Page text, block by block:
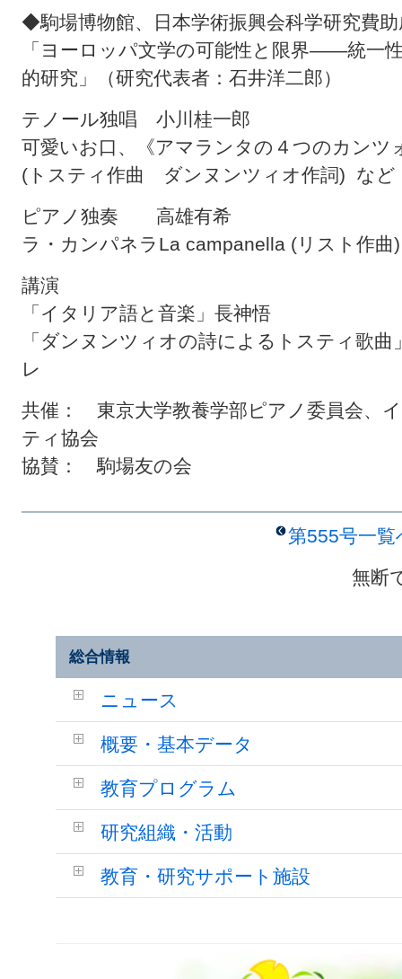
◆駒場博物館、日本学術振興会科学研究費
「ヨーロッパ文学の可能性と限界――統一
的研究」（研究代表者：石井洋二郎）
テノール独唱 小川桂一郎
可愛いお口、《アマランタの４つのカンツ
(トスティ作曲 ダンヌンツィオ作詞) など
ピアノ独奏 高雄有希
ラ・カンパネラLa campanella (リスト作曲)
講演
「イタリア語と音楽」長神悟
「ダンヌンツィオの詩によるトスティ歌
レ
共催： 東京大学教養学部ピアノ委員会、
ティ協会
協賛： 駒場友の会
第555号一覧
無断
総合情報
ニュース
概要・基本データ
教育プログラム
研究組織・活動
教育・研究サポート施設